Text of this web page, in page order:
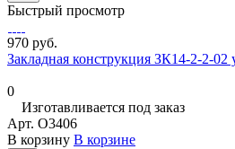
Быстрый просмотр
970 руб.
Закладная конструкция ЗК14-2-2-02
0
Изготавливается под заказ
Арт. O3406
В корзину В корзине